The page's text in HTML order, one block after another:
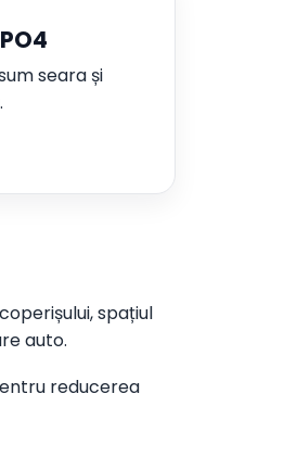
seara și
spațiul
auto.
reducerea